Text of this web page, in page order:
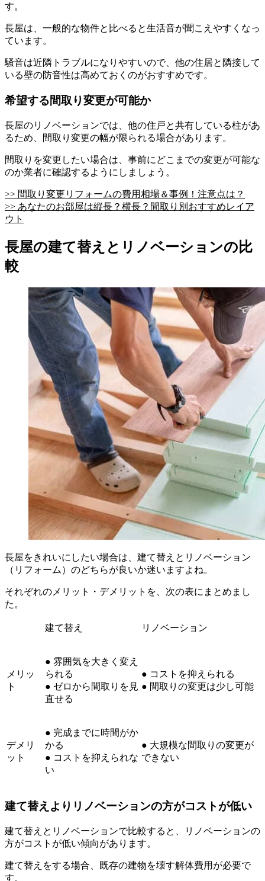
す。
長屋は、一般的な物件と比べると生活音が聞こえやすくなっ
ています。
騒音は近隣トラブルになりやすいので、他の住居と隣接して
いる壁の防音性は高めておくのがおすすめです。
希望する間取り変更が可能か
長屋のリノベーションでは、他の住戸と共有している柱があ
るため、間取り変更の幅が限られる場合があります。
間取りを変更したい場合は、事前にどこまでの変更が可能な
のか業者に確認するようにしましょう。
>> 間取り変更リフォームの費用相場＆事例！注意点は？
>> あなたのお部屋は縦長？横長？間取り別おすすめレイア
ウト
長屋の建て替えとリノベーションの比
較
長屋をきれいにしたい場合は、建て替えとリノベーション
（リフォーム）のどちらが良いか迷いますよね。
それぞれのメリット・デメリットを、次の表にまとめまし
た。
建て替え リノベーション
メリッ
ト
● 雰囲気を大きく変え
られる
● ゼロから間取りを見
直せる
● コストを抑えられる
● 間取りの変更は少し可能
デメリ
ット
● 完成までに時間がか
かる
● コストを抑えられな
い
● 大規模な間取りの変更が
できない
建て替えよりリノベーションの方がコストが低い
建て替えとリノベーションで比較すると、リノベーションの
方がコストが低い傾向があります。
建て替えをする場合、既存の建物を壊す解体費用が必要で
す。